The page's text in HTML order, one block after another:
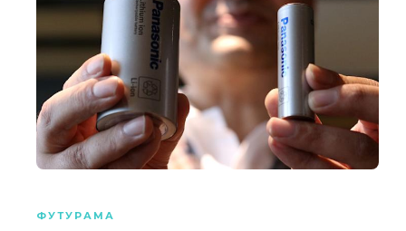
ФУТУРАМА